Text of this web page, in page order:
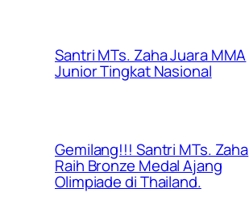
Santri MTs. Zaha Juara MMA
Junior Tingkat Nasional
Gemilang!!! Santri MTs. Zaha
Raih Bronze Medal Ajang
Olimpiade di Thailand.